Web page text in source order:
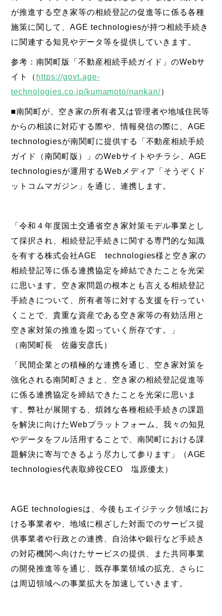
が推進する空き家等の相続登記の促進等に係る各種
施策に関して、AGE technologiesが持つ相続手続き
に関連する知見やデータ等を提供していきます。
参考：南関町版「不動産相続手続ガイド」のWebサ
イト（ https://govt.age-
technologies.co.jp/kumamoto/nankan/）
■南関町が、空き家の所有者又は管理者や地域住民等
からの相談に対応する際や、情報発信の際に、AGE
technologiesが南関町に提供する「不動産相続手続
ガイド（南関町版）」のWebサイトやチラシ、AGE
technologiesが運用するWebメディア「そうぞくド
ットコムマガジン」を通じ、連携します。
「令和４年度国土交通省空き家対策モデル事業とし
て採択され、相続登記手続きに関する専門的な知識
を有する株式会社AGE technologies様と空き家の
相続登記等に係る連携協定を締結できたことを光栄
に思います。空き家問題の根本とも言える相続登記
手続きについて、所有者等に対する支援を行ってい
くことで、貴重な資産である空き家等の有効活用と
空き家対策の推進を図っていく所存です。」
（南関町長 佐藤安彦氏）
「民間企業との積極的な連携を通じ、空き家対策を
強化される南関町さまと、空き家の相続登記促進等
に係る連携協定を締結できたことを光栄に思いま
す。弊社が展開する、煩雑な各種相続手続きの課題
を解決に向けたWebプラットフォーム、我々の知見
やデータをフル活用することで、南関町における課
題解決に寄与できるよう尽力して参ります」（AGE
technologies代表取締役CEO 塩原優太）
AGE technologiesは、今後もエイジテック領域にお
ける事業者や、地域に根ざした対面でのサービス提
供事業者や行政との連携、自治体や銀行など手続き
の対応機関へ向けたサービスの提供、また共同事業
の開発推進等を通じ、既存事業領域の拡充、さらに
は周辺領域への事業拡大を加速していきます。